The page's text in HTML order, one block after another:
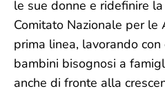
le sue donne e ridefinire
Comitato Nazionale per le
prima linea, lavorando
bambini bisognosi a
anche di fronte alla